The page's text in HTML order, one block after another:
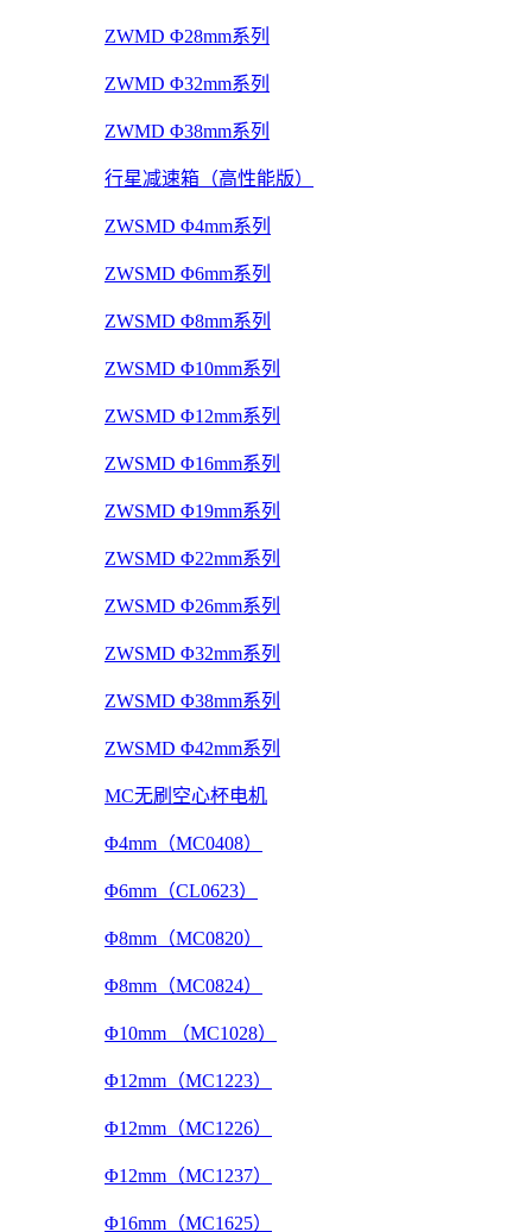
ZWMD Φ28mm系列
ZWMD Φ32mm系列
ZWMD Φ38mm系列
行星减速箱（高性能版）
ZWSMD Φ4mm系列
ZWSMD Φ6mm系列
ZWSMD Φ8mm系列
ZWSMD Φ10mm系列
ZWSMD Φ12mm系列
ZWSMD Φ16mm系列
ZWSMD Φ19mm系列
ZWSMD Φ22mm系列
ZWSMD Φ26mm系列
ZWSMD Φ32mm系列
ZWSMD Φ38mm系列
ZWSMD Φ42mm系列
MC无刷空心杯电机
Φ4mm（MC0408）
Φ6mm（CL0623）
Φ8mm（MC0820）
Φ8mm（MC0824）
Φ10mm （MC1028）
Φ12mm（MC1223）
Φ12mm（MC1226）
Φ12mm（MC1237）
Φ16mm（MC1625）